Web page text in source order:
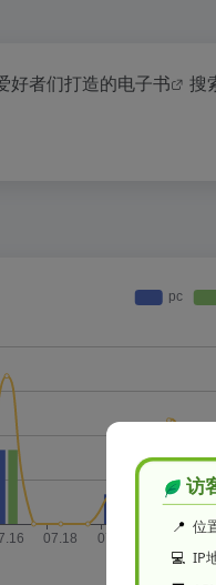
好者们打造的电子书
搜